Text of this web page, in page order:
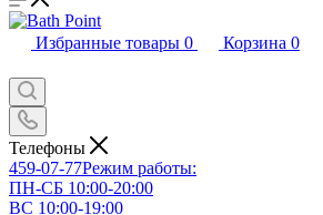
Избранные товары 0 Корзина 0
Телефоны
459-07-77Режим работы:
ПН-СБ 10:00-20:00
ВС 10:00-19:00